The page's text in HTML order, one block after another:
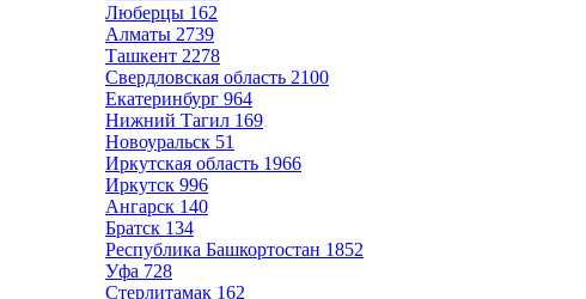
Люберцы 162
Алматы 2739
Ташкент 2278
Свердловская область 2100
Екатеринбург 964
Нижний Тагил 169
Новоуральск 51
Иркутская область 1966
Иркутск 996
Ангарск 140
Братск 134
Республика Башкортостан 1852
Уфа 728
Стерлитамак 162